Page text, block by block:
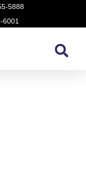
5888
6001